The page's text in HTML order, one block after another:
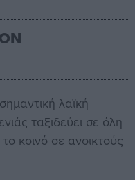
λαϊκή
ταξιδεύει σε όλη
κοινό σε ανοικτούς